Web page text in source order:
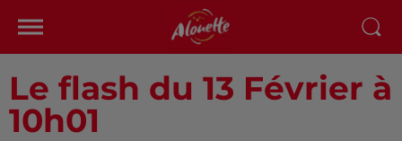
Le flash du 13 Février à
10h01